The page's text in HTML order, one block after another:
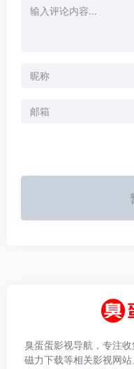
臭蛋蛋影视导航，专注
磁力下载等相关影视网